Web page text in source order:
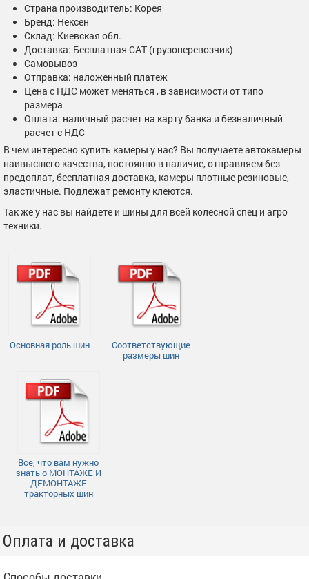
Страна производитель: Корея
Бренд: Нексен
Склад: Киевская обл.
Доставка: Бесплатная САТ (грузоперевозчик)
Самовывоз
Отправка: наложенный платеж
Цена с НДС может меняться , в зависимости от типо
размера
Оплата: наличный расчет на карту банка и безналичный
расчет с НДС
В чем интересно купить камеры у нас? Вы получаете автокамеры
наивысшего качества, постоянно в наличие, отправляем без
предоплат, бесплатная доставка, камеры плотные резиновые,
эластичные. Подлежат ремонту клеются.
Так же у нас вы найдете и шины для всей колесной спец и агро
техники.
Основная роль шин
Соответствующие
размеры шин
Все, что вам нужно
знать о МОНТАЖЕ И
ДЕМОНТАЖЕ
тракторных шин
Оплата и доставка